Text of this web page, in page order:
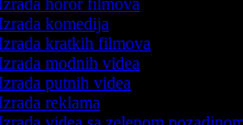
horor filmova
komedija
kratkih filmova
modnih videa
putnih videa
reklama